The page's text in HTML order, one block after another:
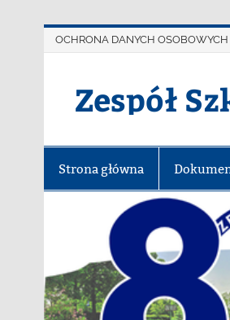
OCHRONA DANYCH OSOBOWYCH
Zespół
Strona główna